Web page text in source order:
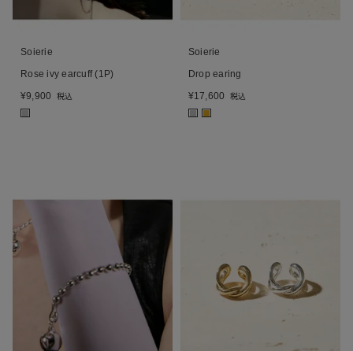
Soierie
Rose ivy earcuff (1P)
¥9,900 税込
■
Soierie
Drop earing
¥17,600 税込
■ ■